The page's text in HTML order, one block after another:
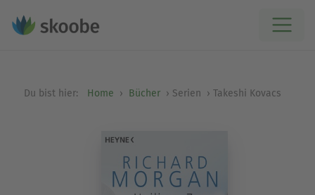
Du bist hier: Home Bücher Serien Takeshi Kovacs